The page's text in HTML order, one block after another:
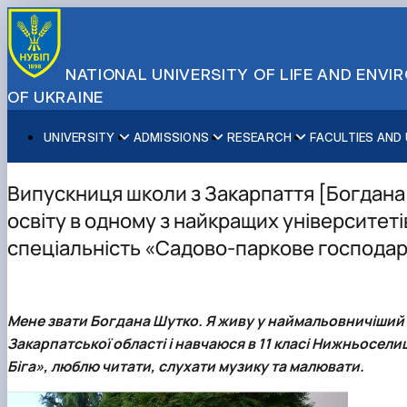
NATIONAL UNIVERSITY OF LIFE AND
OF UKRAINE
UNIVERSITY
About NUBiP
Leadership & Governance
Campus & Facilities
Distinguished Community
Commitments
ADMISSIONS
Academic Programs
International Student Support
About Ukraine and Kyiv
Student Life
RESEARCH
Research Excellence
Projects
Publications & Journals
Legal Framework
FACULTIES AND
Educational and Research Institutes
Educational & Research Farms
Research Institutes
Regional Colleges and Institutes
Partnerships
Erasmus+ Mobility
International Relations Office
International Projects Office
Faculties and Units
Press Service
Випускниця школи з Закарпаття
освіту в одному з найкращих
спеціальність «Садово-паркове
Мене зватиБогдана Шутко. Я живу у
Закарпатської області і навчаюся в 11 класі
Біга», люблю читати, слухати музику та малювати.